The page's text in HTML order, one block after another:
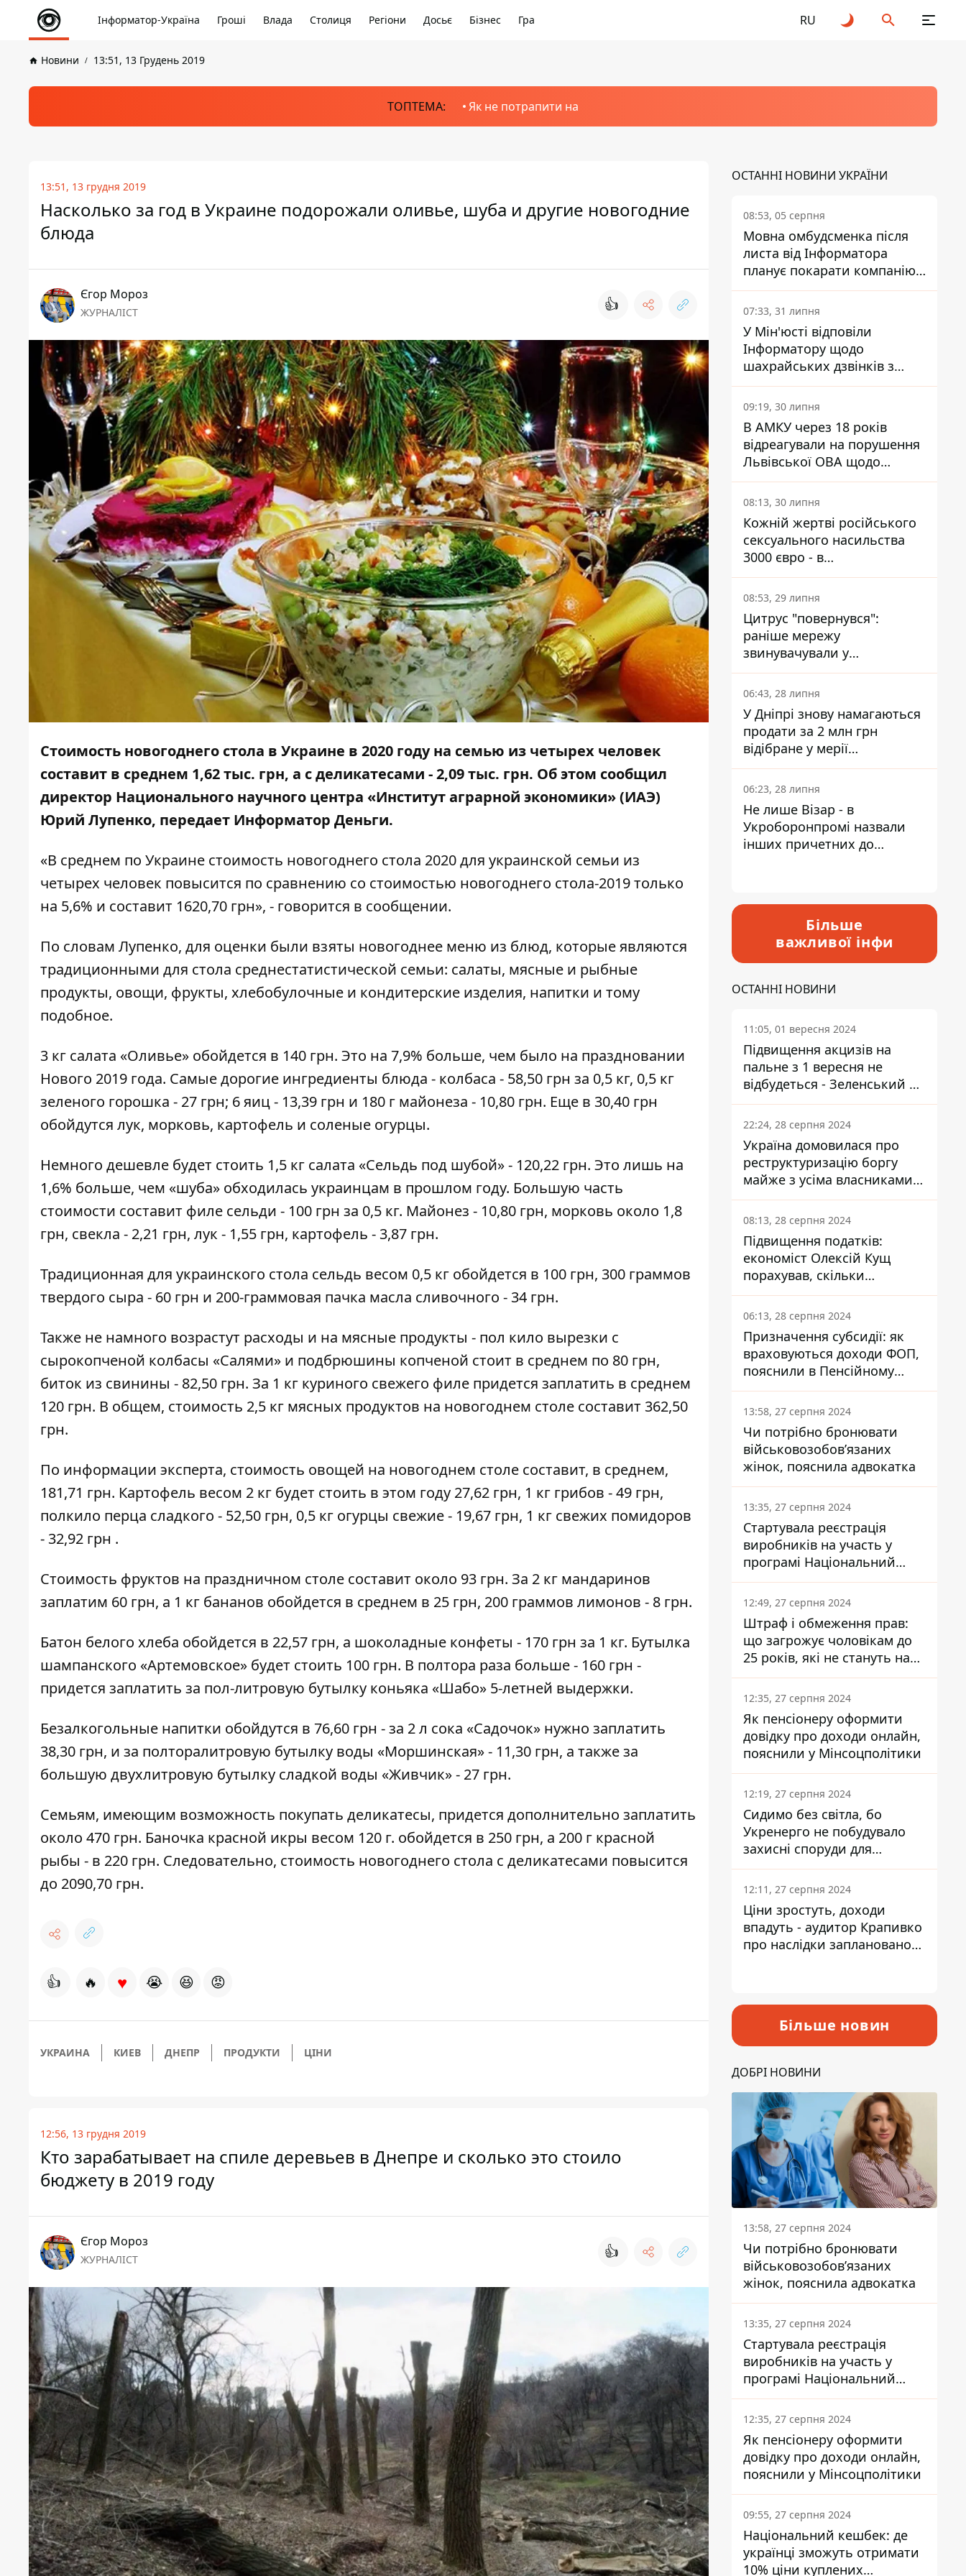
Інформатор-Україна Гроші Влада Столиця Регіони Досьє Бізнес Гра RU
Новини 13:51, 13 Грудень 2019
ТОПТЕМА: Як не потрапити на
13:51, 13 грудня 2019
Насколько за год в Украине подорожали оливье, шуба и другие новогодние
блюда
Єгор Мороз
ЖУРНАЛІСТ 👍
Стоимость новогоднего стола в Украине в 2020 году на семью из четырех человек
составит в среднем 1,62 тыс. грн, а с деликатесами - 2,09 тыс. грн. Об этом сообщил
директор Национального научного центра «Институт аграрной экономики» (ИАЭ)
Юрий Лупенко, передает Информатор Деньги.
«В среднем по Украине стоимость новогоднего стола 2020 для украинской семьи из
четырех человек повысится по сравнению со стоимостью новогоднего стола-2019 только
на 5,6% и составит 1620,70 грн», - говорится в сообщении.
По словам Лупенко, для оценки были взяты новогоднее меню из блюд, которые являются
традиционными для стола среднестатистической семьи: салаты, мясные и рыбные
продукты, овощи, фрукты, хлебобулочные и кондитерские изделия, напитки и тому
подобное.
3 кг салата «Оливье» обойдется в 140 грн. Это на 7,9% больше, чем было на праздновании
Нового 2019 года. Самые дорогие ингредиенты блюда - колбаса - 58,50 грн за 0,5 кг, 0,5 кг
зеленого горошка - 27 грн; 6 яиц - 13,39 грн и 180 г майонеза - 10,80 грн. Еще в 30,40 грн
обойдутся лук, морковь, картофель и соленые огурцы.
Немного дешевле будет стоить 1,5 кг салата «Сельдь под шубой» - 120,22 грн. Это лишь на
1,6% больше, чем «шуба» обходилась украинцам в прошлом году. Большую часть
стоимости составит филе сельди - 100 грн за 0,5 кг. Майонез - 10,80 грн, морковь около 1,8
грн, свекла - 2,21 грн, лук - 1,55 грн, картофель - 3,87 грн.
Традиционная для украинского стола сельдь весом 0,5 кг обойдется в 100 грн, 300 граммов
твердого сыра - 60 грн и 200-граммовая пачка масла сливочного - 34 грн.
Также не намного возрастут расходы и на мясные продукты - пол кило вырезки с
сырокопченой колбасы «Салями» и подбрюшины копченой стоит в среднем по 80 грн,
биток из свинины - 82,50 грн. За 1 кг куриного свежего филе придется заплатить в среднем
120 грн. В общем, стоимость 2,5 кг мясных продуктов на новогоднем столе составит 362,50
грн.
По информации эксперта, стоимость овощей на новогоднем столе составит, в среднем,
181,71 грн. Картофель весом 2 кг будет стоить в этом году 27,62 грн, 1 кг грибов - 49 грн,
полкило перца сладкого - 52,50 грн, 0,5 кг огурцы свежие - 19,67 грн, 1 кг свежих помидоров
- 32,92 грн .
Стоимость фруктов на праздничном столе составит около 93 грн. За 2 кг мандаринов
заплатим 60 грн, а 1 кг бананов обойдется в среднем в 25 грн, 200 граммов лимонов - 8 грн.
Батон белого хлеба обойдется в 22,57 грн, а шоколадные конфеты - 170 грн за 1 кг. Бутылка
шампанского «Артемовское» будет стоить 100 грн. В полтора раза больше - 160 грн -
придется заплатить за пол-литровую бутылку коньяка «Шабо» 5-летней выдержки.
Безалкогольные напитки обойдутся в 76,60 грн - за 2 л сока «Садочок» нужно заплатить
38,30 грн, и за полторалитровую бутылку воды «Моршинская» - 11,30 грн, а также за
большую двухлитровую бутылку сладкой воды «Живчик» - 27 грн.
Семьям, имеющим возможность покупать деликатесы, придется дополнительно заплатить
около 470 грн. Баночка красной икры весом 120 г. обойдется в 250 грн, а 200 г красной
рыбы - в 220 грн. Следовательно, стоимость новогоднего стола с деликатесами повысится
до 2090,70 грн.
👍 🔥 ♥ 😭 😆 😡
УКРАИНА КИЕВ ДНЕПР ПРОДУКТИ ЦІНИ
12:56, 13 грудня 2019
Кто зарабатывает на спиле деревьев в Днепре и сколько это стоило
бюджету в 2019 году
Єгор Мороз
ЖУРНАЛІСТ 👍
ОСТАННІ НОВИНИ УКРАЇНИ
08:53, 05 серпня
Мовна омбудсменка після
листа від Інформатора
планує покарати компанію-
підрядника ПриватБанку
07:33, 31 липня
У Мін'юсті відповіли
Інформатору щодо
шахрайських дзвінків з
камери Сумського СІЗО так,
що ніхто нічого не зрозумів
09:19, 30 липня
В АМКУ через 18 років
відреагували на порушення
Львівської ОВА щодо
харчування у закладах
освіти
08:13, 30 липня
Кожній жертві російського
сексуального насильства
3000 євро - в
Мінсоцполітики пояснили
Інформатору, звідки на це
гроші
08:53, 29 липня
Цитрус "повернувся":
раніше мережу
звинувачували у
контрабанді техніки та
ухиленні від сплати
податків
06:43, 28 липня
У Дніпрі знову намагаються
продати за 2 млн грн
відібране у мерії
приміщення Укрпошти
06:23, 28 липня
Не лише Візар - в
Укроборонпромі назвали
інших причетних до
Більше
важливої інфи
ОСТАННІ НОВИНИ
11:05, 01 вересня 2024
Підвищення акцизів на
пальне з 1 вересня не
відбудеться - Зеленський не
підписав закон
22:24, 28 серпня 2024
Україна домовилася про
реструктуризацію боргу
майже з усіма власниками
єврооблігацій: що це
означає для країни
08:13, 28 серпня 2024
Підвищення податків:
економіст Олексій Кущ
порахував, скільки
заплатить кожен українець
06:13, 28 серпня 2024
Призначення субсидії: як
враховуються доходи ФОП,
пояснили в Пенсійному
фонді
13:58, 27 серпня 2024
Чи потрібно бронювати
військовозобов’язаних
жінок, пояснила адвокатка
13:35, 27 серпня 2024
Стартувала реєстрація
виробників на участь у
програмі Національний
кешбек: як це зробити
через портал Дія
12:49, 27 серпня 2024
Штраф і обмеження прав:
що загрожує чоловікам до
25 років, які не стануть на
військовий облік
12:35, 27 серпня 2024
Як пенсіонеру оформити
довідку про доходи онлайн,
пояснили у Мінсоцполітики
12:19, 27 серпня 2024
Сидимо без світла, бо
Укренерго не побудувало
захисні споруди для
енергетики - нардеп
Кучеренко
12:11, 27 серпня 2024
Ціни зростуть, доходи
впадуть - аудитор Крапивко
про наслідки запланованого
Більше новин
ДОБРІ НОВИНИ
13:58, 27 серпня 2024
Чи потрібно бронювати
військовозобов’язаних
жінок, пояснила адвокатка
13:35, 27 серпня 2024
Стартувала реєстрація
виробників на участь у
програмі Національний
кешбек: як це зробити
через портал Дія
12:35, 27 серпня 2024
Як пенсіонеру оформити
довідку про доходи онлайн,
пояснили у Мінсоцполітики
09:55, 27 серпня 2024
Національний кешбек: де
українці зможуть отримати
10% ціни куплених